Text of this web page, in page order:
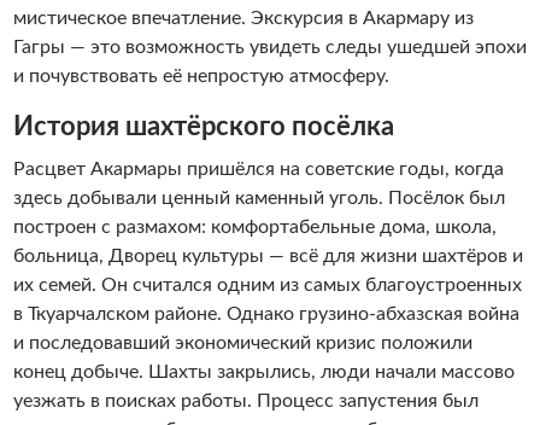
мистическое впечатление. Экскурсия в Акармару из
Гагры — это возможность увидеть следы ушедшей эпохи
и почувствовать её непростую атмосферу.
История шахтёрского посёлка
Расцвет Акармары пришёлся на советские годы, когда
здесь добывали ценный каменный уголь. Посёлок был
построен с размахом: комфортабельные дома, школа,
больница, Дворец культуры — всё для жизни шахтёров и
их семей. Он считался одним из самых благоустроенных
в Ткуарчалском районе. Однако грузино-абхазская война
и последовавший экономический кризис положили
конец добыче. Шахты закрылись, люди начали массово
уезжать в поисках работы. Процесс запустения был